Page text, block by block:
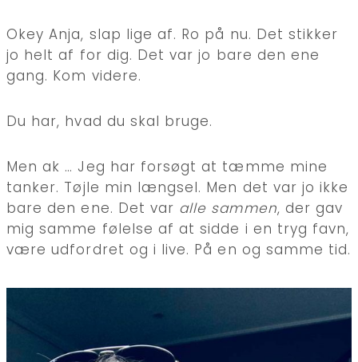
Okey Anja, slap lige af. Ro på nu. Det stikker
jo helt af for dig. Det var jo bare den ene
gang. Kom videre.
Du har, hvad du skal bruge.
Men ak … Jeg har forsøgt at tæmme mine
tanker. Tøjle min længsel. Men det var jo ikke
bare den ene. Det var alle sammen, der gav
mig samme følelse af at sidde i en tryg favn,
være udfordret og i live. På en og samme tid.